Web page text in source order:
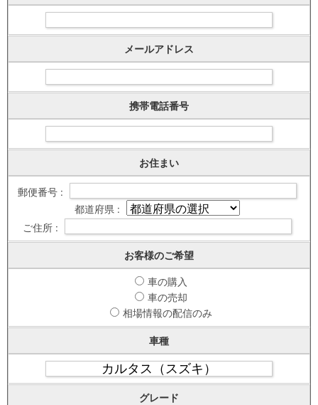
メールアドレス
携帯電話番号
お住まい
郵便番号 :
都道府県 :
ご住所 :
お客様のご希望
車の購入
車の売却
相場情報の配信のみ
車種
グレード